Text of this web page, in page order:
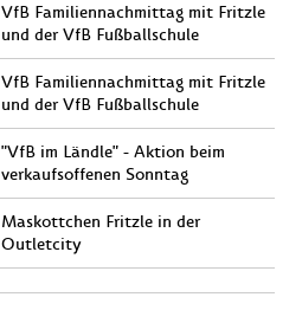
VfB Familiennachmittag mit Fritzle
und der VfB Fußballschule
VfB Familiennachmittag mit Fritzle
und der VfB Fußballschule
"VfB im Ländle" - Aktion beim
verkaufsoffenen Sonntag
Maskottchen Fritzle in der
Outletcity